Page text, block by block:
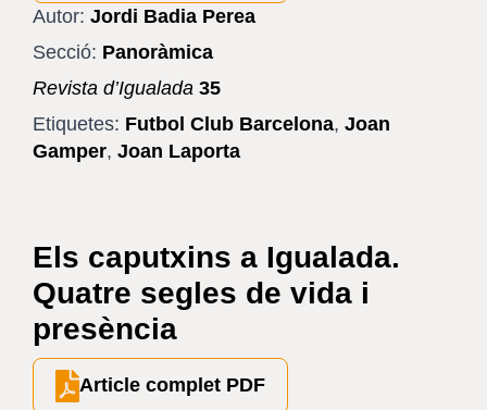
Autor: Jordi Badia Perea
Secció: Panoràmica
Revista d’Igualada 35
Etiquetes: Futbol Club Barcelona, Joan
Gamper, Joan Laporta
Els caputxins a Igualada.
Quatre segles de vida i
presència
Article complet PDF